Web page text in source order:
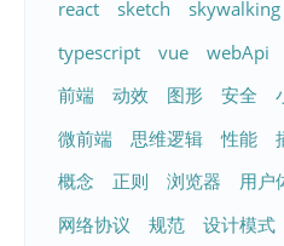
react sketch skywalking
typescript
vue webApi
前端
动效 图形 安全
微前端
思维逻辑 性能
概念
正则 浏览器 用户
网络协议
规范 设计模式